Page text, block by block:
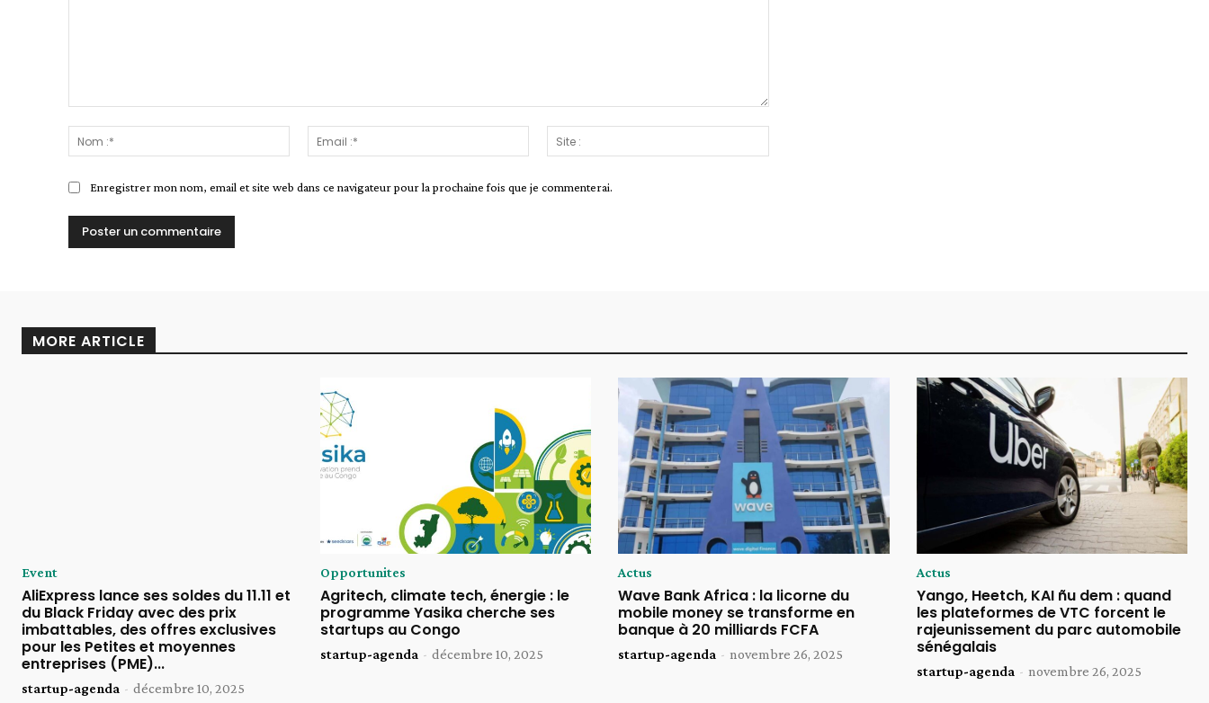
:*
:*
:
Enregistrer mon nom, email et site web dans ce navigateur pour la prochaine fois que je commenterai.
MORE ARTICLE
Event
AliExpress lance ses soldes du 11.11 et
du Black Friday avec des prix
imbattables, des offres exclusives
pour les Petites et moyennes
entreprises (PME)...
startup-agenda - décembre 10, 2025
Opportunites
Agritech, climate tech, énergie : le
programme Yasika cherche ses
startups au Congo
startup-agenda - décembre 10, 2025
Actus
Wave Bank Africa : la licorne du
mobile money se transforme en
banque à 20 milliards FCFA
startup-agenda - novembre 26, 2025
Actus
Yango, Heetch, KAI ñu dem : quand
les plateformes de VTC forcent le
rajeunissement du parc automobile
sénégalais
startup-agenda - novembre 26, 2025